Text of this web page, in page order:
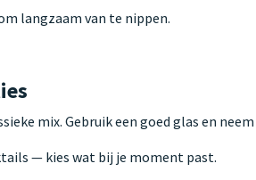
langzaam van te nippen.
mix. Gebruik een goed glas en
— kies wat bij je moment past.